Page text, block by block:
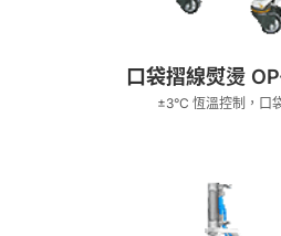
口袋摺線熨燙
±3°C 恆溫控制，口